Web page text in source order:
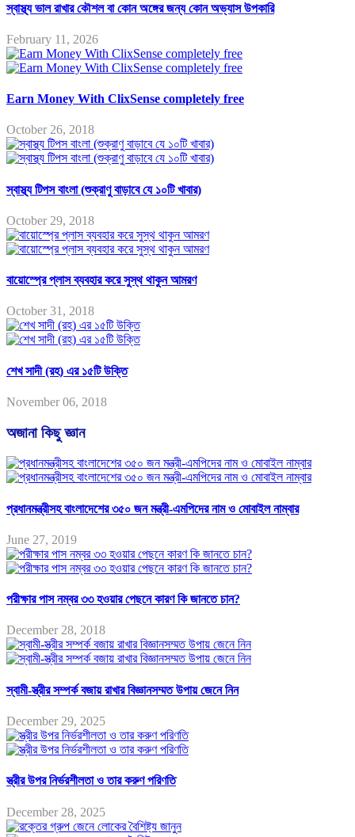
স্বাস্থ্য ভাল রাখার কৌশল বা কোন অঙ্গের জন্য কোন অভ্যাস উপকারি
February 11, 2026
Earn Money With ClixSense completely free
October 26, 2018
স্বাস্থ্য টিপস বাংলা (শুক্রাণু বাড়াবে যে ১০টি খাবার)
October 29, 2018
বায়োস্প্রে প্লাস ব্যবহার করে সুস্থ থাকুন আমরণ
October 31, 2018
শেখ সাদী (রহ) এর ১৫টি উক্তি
November 06, 2018
অজানা কিছু জ্ঞান
প্রধানমন্ত্রীসহ বাংলাদেশের ৩৫০ জন মন্ত্রী-এমপিদের নাম ও মোবাইল নাম্বার
June 27, 2019
পরীক্ষার পাস নম্বর ৩৩ হওয়ার পেছনে কারণ কি জানতে চান?
December 28, 2018
স্বামী-স্ত্রীর সম্পর্ক বজায় রাখার বিজ্ঞানসম্মত উপায় জেনে নিন
December 29, 2025
স্ত্রীর উপর নির্ভরশীলতা ও তার করুণ পরিণতি
December 28, 2025